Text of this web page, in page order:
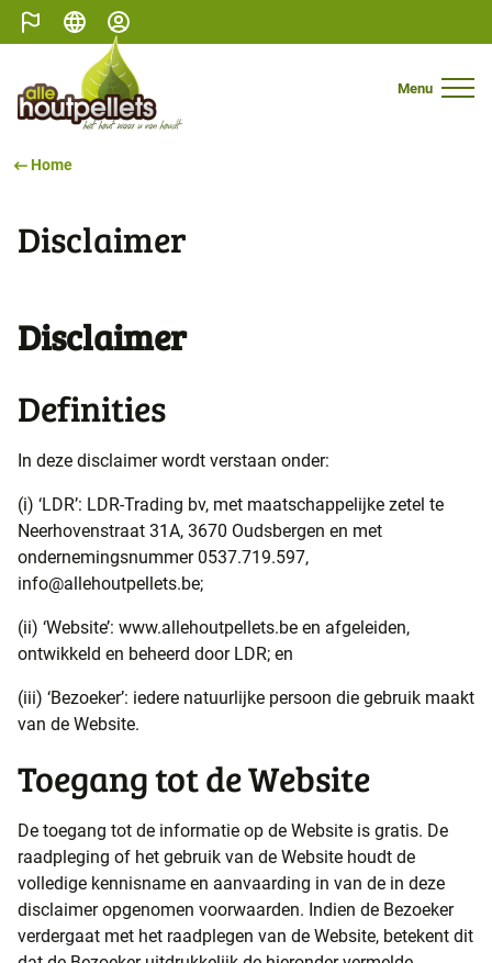
BelgienDeutschMijn profiel
Menu Mobile
Home
Disclaimer
Disclaimer
Definities
In deze disclaimer wordt verstaan onder:
(i) ‘LDR’: LDR-Trading bv, met maatschappelijke zetel te
Neerhovenstraat 31A, 3670 Oudsbergen en met
ondernemingsnummer 0537.719.597,
info@allehoutpellets.be;
(ii) ‘Website’: www.allehoutpellets.be en afgeleiden,
ontwikkeld en beheerd door LDR; en
(iii) ‘Bezoeker’: iedere natuurlijke persoon die gebruik maakt
van de Website.
Toegang tot de Website
De toegang tot de informatie op de Website is gratis. De
raadpleging of het gebruik van de Website houdt de
volledige kennisname en aanvaarding in van de in deze
disclaimer opgenomen voorwaarden. Indien de Bezoeker
verdergaat met het raadplegen van de Website, betekent dit